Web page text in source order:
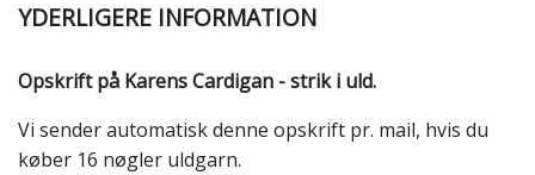
YDERLIGERE INFORMATION
Opskrift på Karens Cardigan - strik i uld.
Vi sender automatisk denne opskrift pr. mail, hvis du
køber 16 nøgler uldgarn.